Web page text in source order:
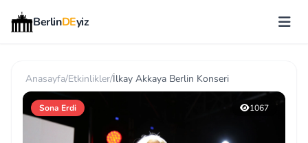
BerlinDEyiz
Anasayfa/Etkinlikler/İlkay Akkaya Berlin Konseri
Sona Erdi 1067